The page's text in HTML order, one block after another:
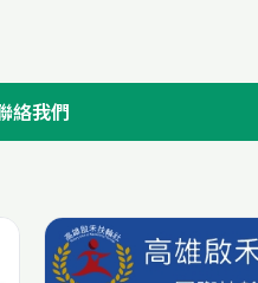
絡我們